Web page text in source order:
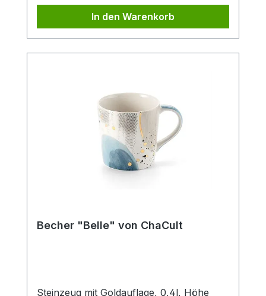
Geschenk. Die dezente schwarz-weiß
Optik des Designs, in feiner
Strichzeichnung, hält sich hierbei durch
Platz um ihre Strahlkraft zu entfalten. Der
Becher verfügt über eine mittlere
Füllmenge von 0,4 l und ist somit der
ideale Allrounder für den Genuss diverser
Heißgetränke. Die Artikelform erinnert an
einen Emaillebecher und unterstreicht
durch dieses nostalgische Stilelement im
SpülmaschinengeeignetMikrowellenfest
In den Warenkorb
Becher "Belle" von ChaCult
Steinzeug mit Goldauflage, 0,4l, Höhe